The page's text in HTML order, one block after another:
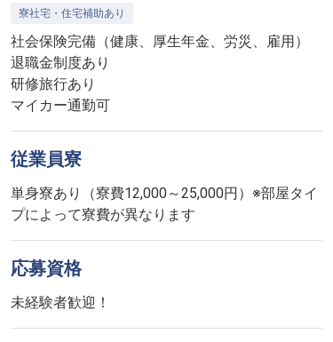
寮社宅・住宅補助あり
社会保険完備（健康、厚生年金、労災、雇用）
退職金制度あり
研修旅行あり
マイカー通勤可
従業員寮
単身寮あり（寮費12,000～25,000円）※部屋タイ
プによって寮費が異なります
応募資格
未経験者歓迎！